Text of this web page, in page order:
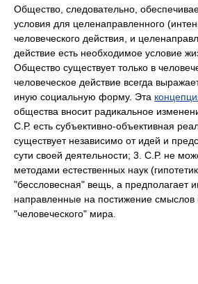
Общество, следовательно,
условия для целенаправленного
человеческого действия, и
действие есть необходимое условие
Общество существует только в
человеческое действие всегда
иную социальную форму. Эта
общества вносит радикальное
С.Р. есть субъективно-объективная
существует независимо от идей и
сути своей деятельности; 3. С.Р. не
методами естественных наук
"бессловесная" вещь, а предполагает
направленные на постижение смыслов
"человеческого" мира.